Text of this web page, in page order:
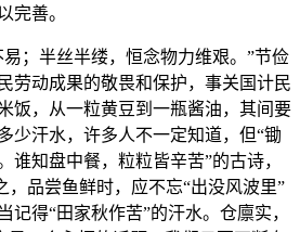
完善。
；半丝半缕，恒念物力维艰。”节俭
劳动成果的敬畏和保护，事关国计民
饭，从一粒黄豆到一瓶酱油，其间要
少汗水，许多人不一定知道，但“锄
谁知盘中餐，粒粒皆辛苦”的古诗，
，品尝鱼鲜时，应不忘“出没风波里”
记得“田家秋作苦”的汗水。仓廪实，